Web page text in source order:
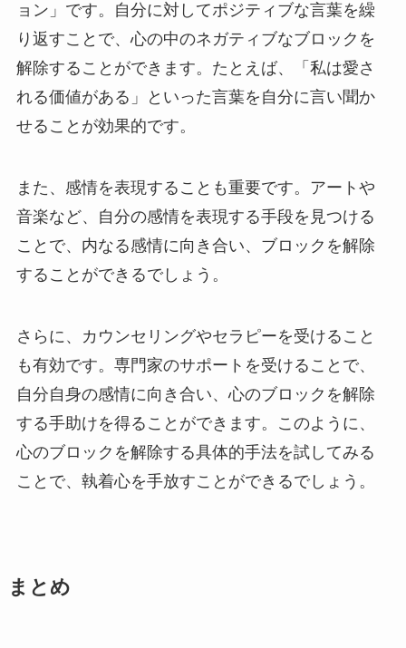
ョン」です。自分に対してポジティブな言葉を繰
り返すことで、心の中のネガティブなブロックを
解除することができます。たとえば、「私は愛さ
れる価値がある」といった言葉を自分に言い聞か
せることが効果的です。
また、感情を表現することも重要です。アートや
音楽など、自分の感情を表現する手段を見つける
ことで、内なる感情に向き合い、ブロックを解除
することができるでしょう。
さらに、カウンセリングやセラピーを受けること
も有効です。専門家のサポートを受けることで、
自分自身の感情に向き合い、心のブロックを解除
する手助けを得ることができます。このように、
心のブロックを解除する具体的手法を試してみる
ことで、執着心を手放すことができるでしょう。
まとめ